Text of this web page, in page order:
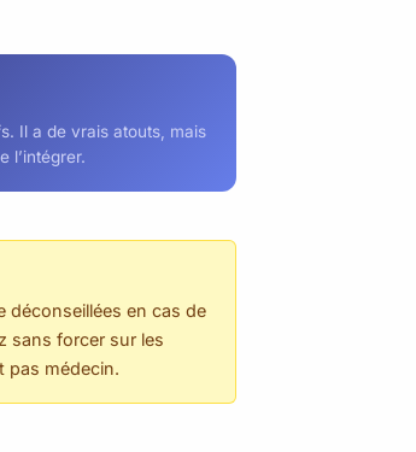
Il a de vrais atouts, mais
l’intégrer.
déconseillées en cas de
sans forcer sur les
pas médecin.